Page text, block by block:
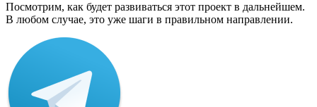
Посмотрим, как будет развиваться этот проект в дальнейшем.
В любом случае, это уже шаги в правильном направлении.